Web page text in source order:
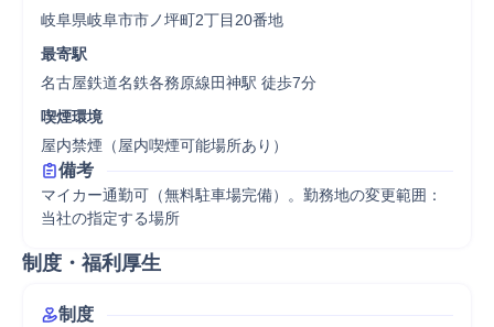
岐阜県岐阜市市ノ坪町2丁目20番地
最寄駅
名古屋鉄道名鉄各務原線田神駅 徒歩7分
喫煙環境
屋内禁煙（屋内喫煙可能場所あり）
備考
マイカー通勤可（無料駐車場完備）。勤務地の変更範囲：
当社の指定する場所
制度・福利厚生
制度